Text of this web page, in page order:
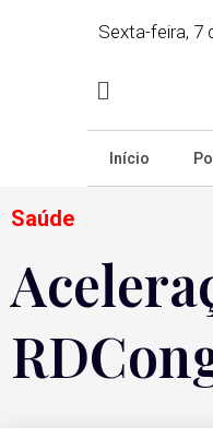
Sexta-feira, 7
Início
Saúde